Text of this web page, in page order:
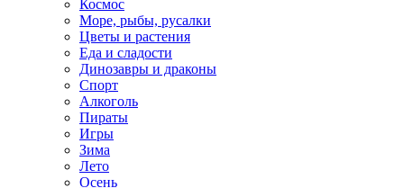
Космос
Море, рыбы, русалки
Цветы и растения
Еда и сладости
Динозавры и драконы
Спорт
Алкоголь
Пираты
Игры
Зима
Лето
Осень